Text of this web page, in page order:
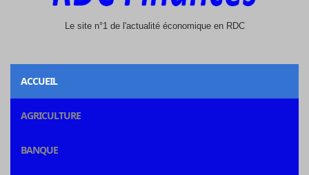
Le site n°1 de l'actualité économique en RDC
ACCUEIL
AGRICULTURE
BANQUE